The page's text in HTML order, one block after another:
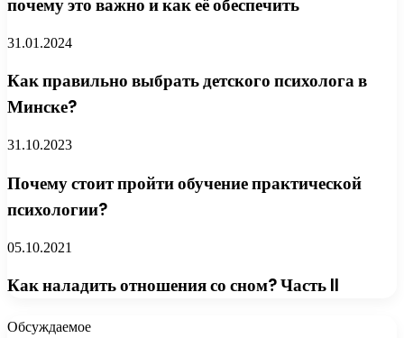
почему это важно и как её обеспечить
31.01.2024
Как правильно выбрать детского психолога в
Минске?
31.10.2023
Почему стоит пройти обучение практической
психологии?
05.10.2021
Как наладить отношения со сном? Часть II
Обсуждаемое